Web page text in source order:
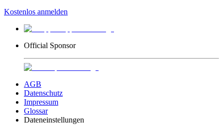
Kostenlos anmelden
Official Sponsor
AGB
Datenschutz
Impressum
Glossar
Dateneinstellungen